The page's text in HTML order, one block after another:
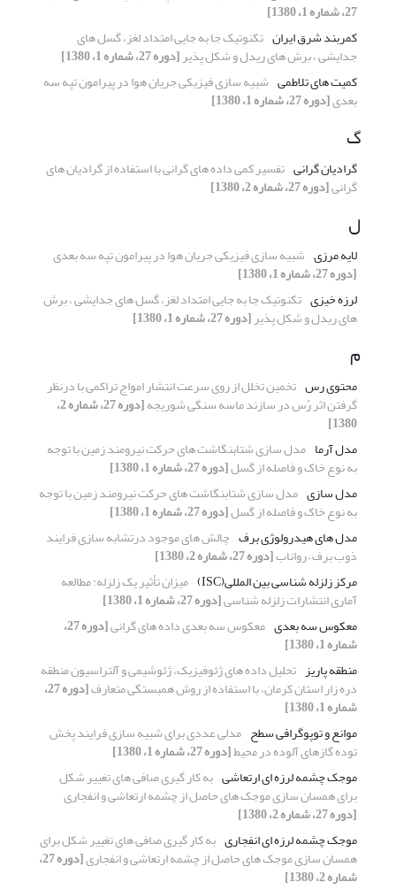
27، شماره 1، 1380]
کمربند شرق ایران تکنوتیک جا به جایی امتداد لغز، گسل های
جدایشی ، برش های ریدل و شکل پذیر[دوره 27، شماره 1، 1380]
کمیت های تلاطمی شبیه سازی فیزیکی جریان هوا در پیرامون تپه سه
بعدی[دوره 27، شماره 1، 1380]
گ
گرادیان گرانی تفسیر کمی داده های گرانی با استفاده از گرادیان های
گرانی[دوره 27، شماره 2، 1380]
ل
لایه مرزی شبیه سازی فیزیکی جریان هوا در پیرامون تپه سه بعدی
[دوره 27، شماره 1، 1380]
لرزه خیزی تکنوتیک جا به جایی امتداد لغز، گسل های جدایشی ، برش
های ریدل و شکل پذیر[دوره 27، شماره 1، 1380]
م
محتوی رس تخمین تخلل از روی سرعت انتشار امواج تراکمی با درنظر
گرفتن اثر رُس در سازند ماسه سنگی شوریجه [دوره 27، شماره 2،
1380]
مدل آرما مدل سازی شتابنگاشت های حرکت نیرومند زمین با توجه
به نوع خاک و فاصله از گسل[دوره 27، شماره 1، 1380]
مدل سازی مدل سازی شتابنگاشت های حرکت نیرومند زمین با توجه
به نوع خاک و فاصله از گسل[دوره 27، شماره 1، 1380]
مدل های هیدرولوژی برف چالش های موجود درتشابه سازی فرایند
ذوب برف – رواناب[دوره 27، شماره 2، 1380]
مرکز زلزله شناسی بین المللی(ISC)
میزان تأثیر یک زلزله: مطالعه
آماری انتشارات زلزله شناسی[دوره 27، شماره 1، 1380]
معکوس سه بعدی معکوس سه بعدی داده های گرانی [دوره 27،
شماره 1، 1380]
منطقه پاریز تحلیل داده های ژئوفیزیک، ژئوشیمی و آلتراسیون منطقه
دره زار استان کرمان، با استفاده از روش همبستگی متعارف [دوره 27،
شماره 1، 1380]
موانع و توپوگرافی سطح مدلی عددی برای شبیه سازی فرایند پخش
توده گازهای آلوده در محیط[دوره 27، شماره 1، 1380]
موجک چشمه لرزه ای ارتعاشی به کار گیری صافی های تغییر شکل
برای همسان سازی موجک های حاصل از چشمه ارتعاشی و انفجاری
[دوره 27، شماره 2، 1380]
موجک چشمه لرزه ای انفجاری به کار گیری صافی های تغییر شکل برای
همسان سازی موجک های حاصل از چشمه ارتعاشی و انفجاری [دوره 27،
شماره 2، 1380]